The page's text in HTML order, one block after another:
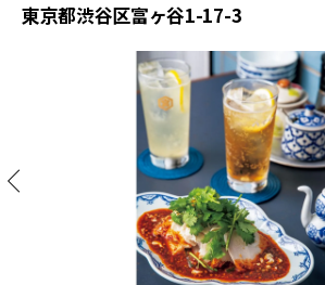
東京都渋谷区富ヶ谷1-17-3